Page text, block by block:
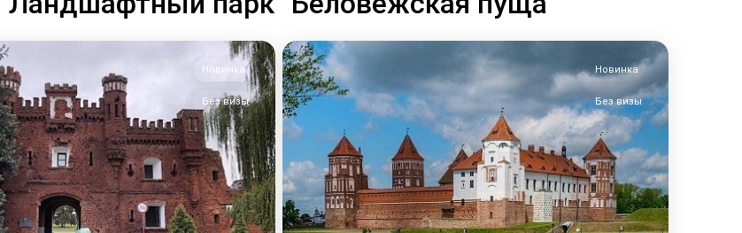
Новинка
Без визы
Новинка
Без визы